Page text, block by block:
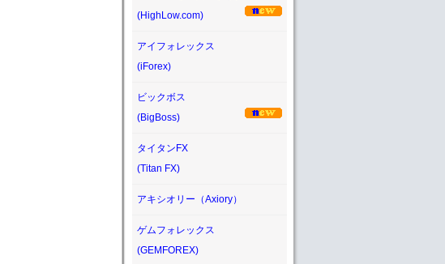
(HighLow.com)
アイフォレックス
(iForex)
ビックボス
(BigBoss)
タイタンFX
(Titan FX)
アキシオリー（Axiory）
ゲムフォレックス
(GEMFOREX)